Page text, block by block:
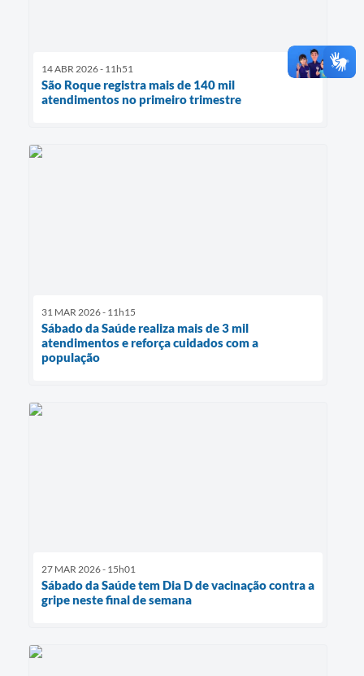
14 ABR 2026 - 11h51
São Roque registra mais de 140 mil
atendimentos no primeiro trimestre
31 MAR 2026 - 11h15
Sábado da Saúde realiza mais de 3 mil
atendimentos e reforça cuidados com a
população
27 MAR 2026 - 15h01
Sábado da Saúde tem Dia D de vacinação contra a
gripe neste final de semana